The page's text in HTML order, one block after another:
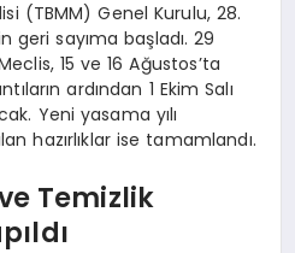
(TBMM) Genel Kurulu, 28.
geri sayıma başladı. 29
15 ve 16 Ağustos’ta
ardından 1 Ekim Salı
Yeni yasama yılı
hazırlıklar ise tamamlandı.
Temizlik